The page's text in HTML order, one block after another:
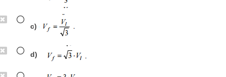
c)
d)